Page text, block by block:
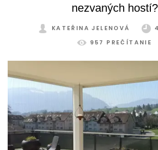
nezvaných hostí?
KATEŘINA JELENOVÁ
957 PREČÍTANIE